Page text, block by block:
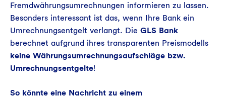
Fremdwährungsumrechnungen informieren zu lassen.
Besonders interessant ist das, wenn Ihre Bank ein
Umrechnungsentgelt verlangt. Die GLS Bank
berechnet aufgrund ihres transparenten Preismodells
keine Währungsumrechnungsaufschläge bzw.
Umrechnungsentgelte!
So könnte eine Nachricht zu einem